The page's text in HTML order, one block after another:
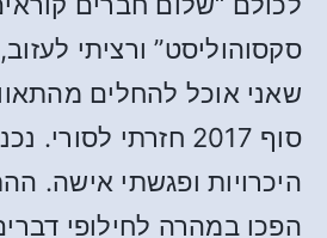
סקסוהוליסט” ורציתי
שאני אוכל להחלים
סוף 2017 חזרתי
היכרויות ופגשתי אישה.
הפכו במהרה לחילופי